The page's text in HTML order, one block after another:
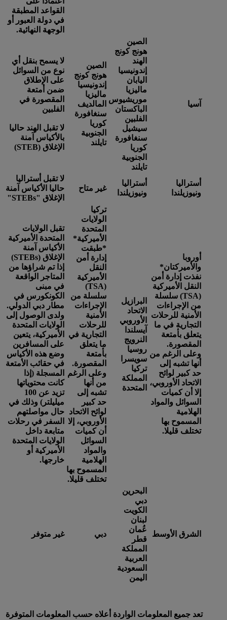
القواعد المطبقة
في دولة العبور أو
الوجهة النهائية.
آسيا
الصين
هونج كونج
الهند
إندونيسيا
اليابان
ماليزيا
موريشيوس
الباكستان
الفلبين
سيشيل
سنغافورة
كوريا
الجنوبية
تايلند
الصين
هونج كونج
إندونيسيا
ماليزيا
المالديف
سنغافورة
كوريا
الجنوبية
تايلند
لا يسمح بنقل أي
نوع من السوائل
على الإطلاق
ضمن أمتعة
المقصورة في
الفلبين
لا تقبل الهند حاليا
بالأكياس آمنة
الإغلاق (STEB)
أستراليا
ونيوزيلندا
أستراليا
ونيوزيلندا
غير متاح
لا تقبل أستراليا
حاليا الأكياس آمنة
الإغلاق "STEBs"
أوروبا
والأميركتان*
نفذت إدارة أمن
النقل الأميركية
(TSA) سلسلة
من الإجراءات
الأمنية للرحلات
التجارية في ما
يتعلق بأمتعة
المقصورة.
وعلى الرغم من
أنها تشبه إلى
حد كبير لوائح
الاتحاد الأوروبي،
إلا أن كميات
السوائل والمواد
الهلامية
المسموح بها
تختلف قليلا.
البرازيل
الاتحاد
الأوروبي
آيسلندا
النرويج
روسيا
سويسرا
تركيا
المملكة
المتحدة
تركيا
الولايات
المتحدة
الأميركية*
*طبقت
إدارة أمن
النقل
الأميركية
(TSA)
سلسلة من
الإجراءات
الأمنية
للرحلات
التجارية في
ما يتعلق
بأمتعة
المقصورة.
وعلى الرغم
من أنها
تشبه إلى
حد كبير
لوائح الاتحاد
الأوروبي، إلا
أن كميات
السوائل
والمواد
الهلامية
المسموح بها
تختلف قليلا.
تقبل الولايات
المتحدة الأميركية
الأكياس آمنة
الإغلاق (STEBs)
إذا تم شراؤها من
المتاجر الواقعة
في مبنى
الكونكورس في
مطار دبي الدولي.
ولدى الوصول إلى
الولايات المتحدة
الأميركية، يتعين
على المسافرين
وضع هذه الأكياس
في حقائب الأمتعة
المسجلة (إذا
كانت محتوياتها
تزيد عن 100
ميليلتر) وذلك في
حال مواصلتهم
السفر في رحلات
متابعة داخل
الولايات المتحدة
الأميركية أو
خارجها.
الشرق الأوسط
البحرين
دبي
الكويت
لبنان
عُمان
قطر
المملكة
العربية
السعودية
اليمن
دبي غير متوفر
تعد جميع المعلومات الواردة أعلاه حسب المعلومات المتوفرة